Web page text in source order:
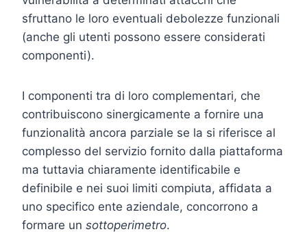
sfruttano le loro eventuali debolezze funzionali
(anche gli utenti possono essere considerati
componenti).
I componenti tra di loro complementari, che
contribuiscono sinergicamente a fornire una
funzionalità ancora parziale se la si riferisce al
complesso del servizio fornito dalla piattaforma
ma tuttavia chiaramente identificabile e
definibile e nei suoi limiti compiuta, affidata a
uno specifico ente aziendale, concorrono a
formare un sottoperimetro.